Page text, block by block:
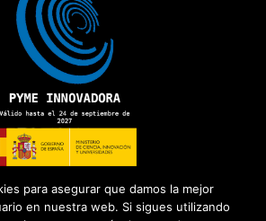
para asegurar que damos la mejor
en nuestra web. Si sigues utilizando